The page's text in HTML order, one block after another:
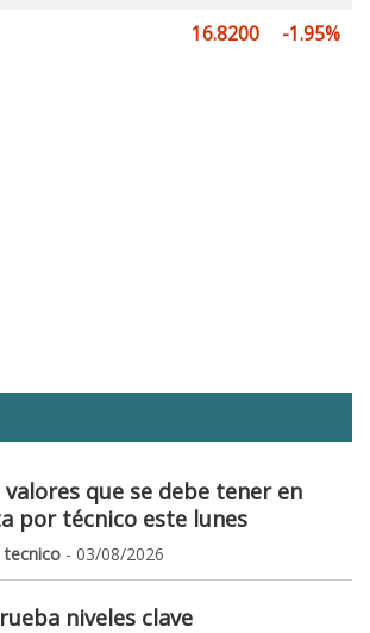
16.8200 -1.95%
valores que se debe tener en
por técnico este lunes
tecnico - 03/08/2026
niveles clave